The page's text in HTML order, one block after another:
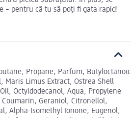
– pentru că tu să poți fi gata rapid!
Propane, Parfum, Butyloctanoic
Maris Limus Extract, Ostrea Shell
Octyldodecanol, Aqua, Propylene
Geraniol, Citronellol,
Alpha-Isomethyl Ionone, Eugenol,